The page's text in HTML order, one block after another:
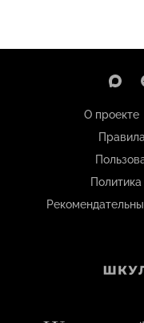
О проекте